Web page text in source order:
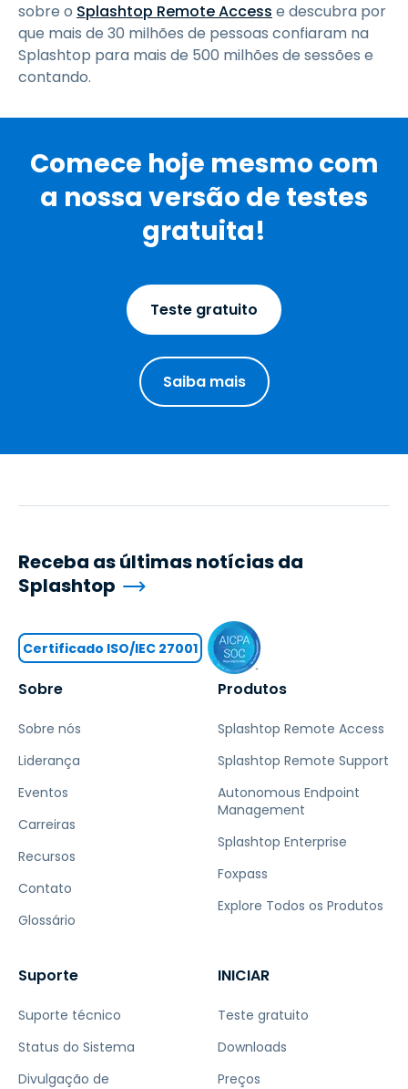
sobre o Splashtop Remote Access e descubra por
que mais de 30 milhões de pessoas confiaram na
Splashtop para mais de 500 milhões de sessões e
contando.
Comece hoje mesmo com
a nossa versão de testes
gratuita!
Teste gratuito
Saiba mais
Sobre
Sobre nós
Liderança
Eventos
Carreiras
Recursos
Contato
Glossário
Produtos
Splashtop Remote Access
Splashtop Remote Support
Autonomous Endpoint
Management
Splashtop Enterprise
Foxpass
Explore Todos os Produtos
Suporte
Suporte técnico
Status do Sistema
Divulgação de
INICIAR
Teste gratuito
Downloads
Preços
Receba as últimas notícias da
Splashtop
Certificado ISO/IEC 27001